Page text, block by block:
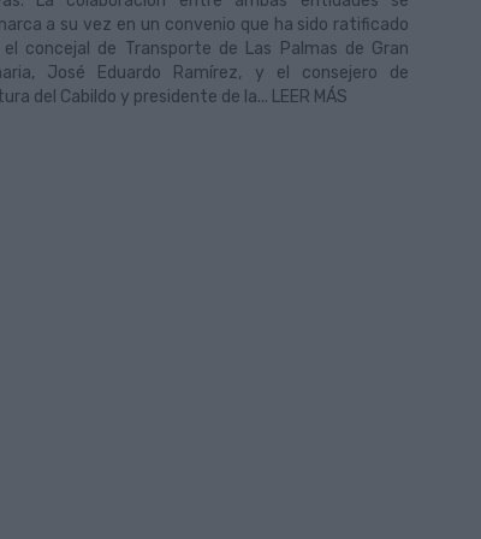
a su vez en un convenio que ha sido ratificado
el concejal de Transporte de Las Palmas de Gran
José Eduardo Ramírez, y el consejero de
del Cabildo y presidente de la... LEER MÁS